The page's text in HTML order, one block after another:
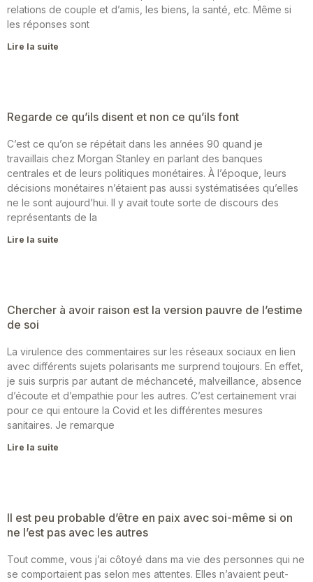
relations de couple et d’amis, les biens, la santé, etc. Même si
les réponses sont
Lire la suite
Regarde ce qu’ils disent et non ce qu’ils font
C’est ce qu’on se répétait dans les années 90 quand je
travaillais chez Morgan Stanley en parlant des banques
centrales et de leurs politiques monétaires. À l’époque, leurs
décisions monétaires n’étaient pas aussi systématisées qu’elles
ne le sont aujourd’hui. Il y avait toute sorte de discours des
représentants de la
Lire la suite
Chercher à avoir raison est la version pauvre de l’estime
de soi
La virulence des commentaires sur les réseaux sociaux en lien
avec différents sujets polarisants me surprend toujours. En effet,
je suis surpris par autant de méchanceté, malveillance, absence
d’écoute et d’empathie pour les autres. C’est certainement vrai
pour ce qui entoure la Covid et les différentes mesures
sanitaires. Je remarque
Lire la suite
Il est peu probable d’être en paix avec soi-même si on
ne l’est pas avec les autres
Tout comme, vous j’ai côtoyé dans ma vie des personnes qui ne
se comportaient pas selon mes attentes. Elles n’avaient peut-